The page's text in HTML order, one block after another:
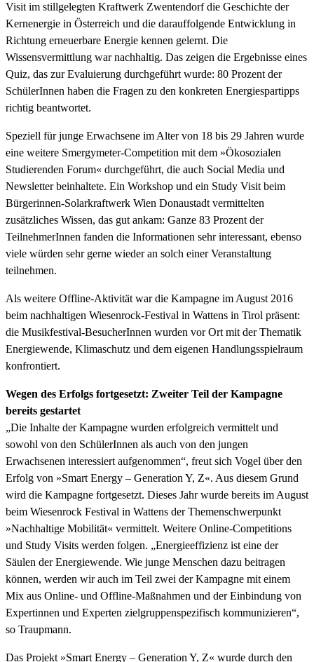
Visit im stillgelegten Kraftwerk Zwentendorf die Geschichte der
Kernenergie in Österreich und die darauffolgende Entwicklung in
Richtung erneuerbare Energie kennen gelernt. Die
Wissensvermittlung war nachhaltig. Das zeigen die Ergebnisse eines
Quiz, das zur Evaluierung durchgeführt wurde: 80 Prozent der
SchülerInnen haben die Fragen zu den konkreten Energiespartipps
richtig beantwortet.
Speziell für junge Erwachsene im Alter von 18 bis 29 Jahren wurde
eine weitere Smergymeter-Competition mit dem »Ökosozialen
Studierenden Forum« durchgeführt, die auch Social Media und
Newsletter beinhaltete. Ein Workshop und ein Study Visit beim
Bürgerinnen-Solarkraftwerk Wien Donaustadt vermittelten
zusätzliches Wissen, das gut ankam: Ganze 83 Prozent der
TeilnehmerInnen fanden die Informationen sehr interessant, ebenso
viele würden sehr gerne wieder an solch einer Veranstaltung
teilnehmen.
Als weitere Offline-Aktivität war die Kampagne im August 2016
beim nachhaltigen Wiesenrock-Festival in Wattens in Tirol präsent:
die Musikfestival-BesucherInnen wurden vor Ort mit der Thematik
Energiewende, Klimaschutz und dem eigenen Handlungsspielraum
konfrontiert.
Wegen des Erfolgs fortgesetzt: Zweiter Teil der Kampagne
bereits gestartet
„Die Inhalte der Kampagne wurden erfolgreich vermittelt und
sowohl von den SchülerInnen als auch von den jungen
Erwachsenen interessiert aufgenommen“, freut sich Vogel über den
Erfolg von »Smart Energy – Generation Y, Z«. Aus diesem Grund
wird die Kampagne fortgesetzt. Dieses Jahr wurde bereits im August
beim Wiesenrock Festival in Wattens der Themenschwerpunkt
»Nachhaltige Mobilität« vermittelt. Weitere Online-Competitions
und Study Visits werden folgen. „Energieeffizienz ist eine der
Säulen der Energiewende. Wie junge Menschen dazu beitragen
können, werden wir auch im Teil zwei der Kampagne mit einem
Mix aus Online- und Offline-Maßnahmen und der Einbindung von
Expertinnen und Experten zielgruppenspezifisch kommunizieren“,
so Traupmann.
Das Projekt »Smart Energy – Generation Y, Z« wurde durch den